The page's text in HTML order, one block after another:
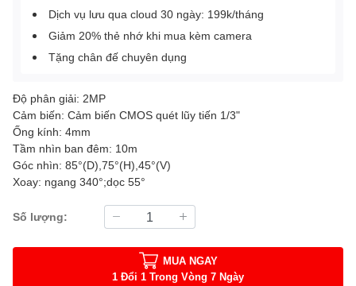
Dịch vụ lưu qua cloud 30 ngày: 199k/tháng
Giảm 20% thẻ nhớ khi mua kèm camera
Tặng chân đế chuyên dụng
Độ phân giải: 2MP
Cảm biến: Cảm biến CMOS quét lũy tiến 1/3"
Ống kính: 4mm
Tầm nhìn ban đêm: 10m
Góc nhìn: 85°(D),75°(H),45°(V)
Xoay: ngang 340°;dọc 55°
Số lượng:
MUA NGAY
1 Đổi 1 Trong Vòng 7 Ngày